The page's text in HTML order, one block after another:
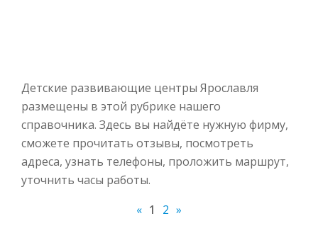
Детские развивающие центры Ярославля
размещены в этой рубрике нашего
справочника. Здесь вы найдёте нужную фирму,
сможете прочитать отзывы, посмотреть
адреса, узнать телефоны, проложить маршрут,
уточнить часы работы.
« 1 2 »